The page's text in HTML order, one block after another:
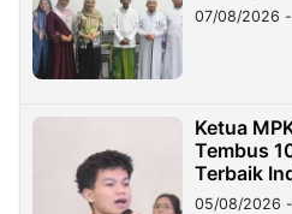
07/08/2026
Ketua
Tembus
Terbaik
05/08/2026